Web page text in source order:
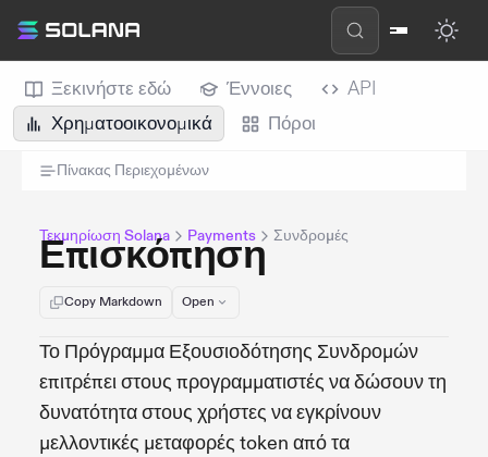
Ξεκινήστε εδώ Έννοιες
API
Χρηματοοικονομικά
Πόροι
Πίνακας Περιεχομένων
Τεκμηρίωση Solana Payments Συνδρομές
Επισκόπηση
Copy Markdown Open
Το Πρόγραμμα Εξουσιοδότησης Συνδρομών
επιτρέπει στους προγραμματιστές να δώσουν τη
δυνατότητα στους χρήστες να εγκρίνουν
μελλοντικές μεταφορές token από τα